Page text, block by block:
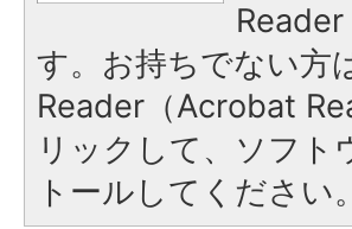
す。お持ちでない方
Reader（Acrobat
リックして、ソフ
トールしてください。